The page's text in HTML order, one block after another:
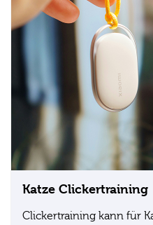
Katze Clickertraining
Clickertraining kann für